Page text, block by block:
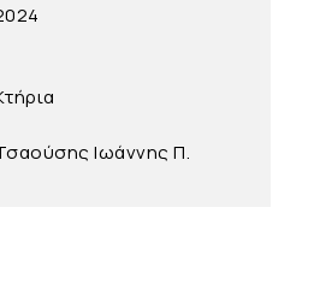
Ιωάννης Π.